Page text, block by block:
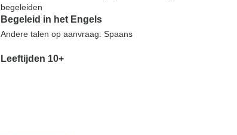
begeleiden
Begeleid in het Engels
Andere talen op aanvraag: Spaans
Leeftijden 10+